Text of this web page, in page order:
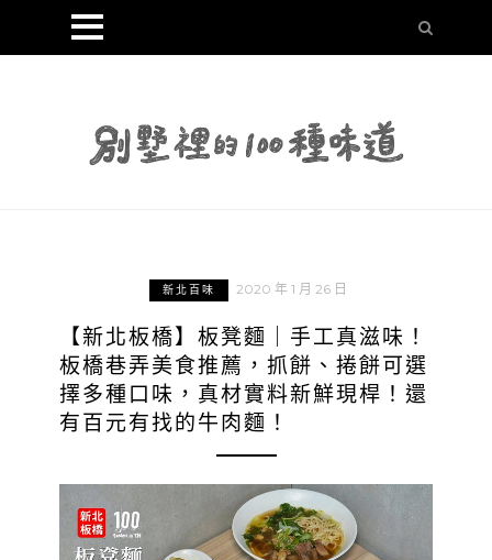
新北百味 2020 年 1 月 26 日
【新北板橋】板凳麵｜手工真滋味！
板橋巷弄美食推薦，抓餅、捲餅可選
擇多種口味，真材實料新鮮現桿！還
有百元有找的牛肉麵！